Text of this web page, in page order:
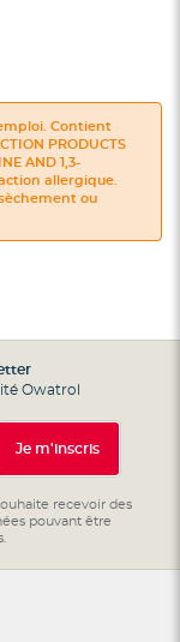
Contient
PRODUCTS
AND 1,3-
allergique.
ou
Owatrol
Je m'inscris
recevoir des
pouvant être